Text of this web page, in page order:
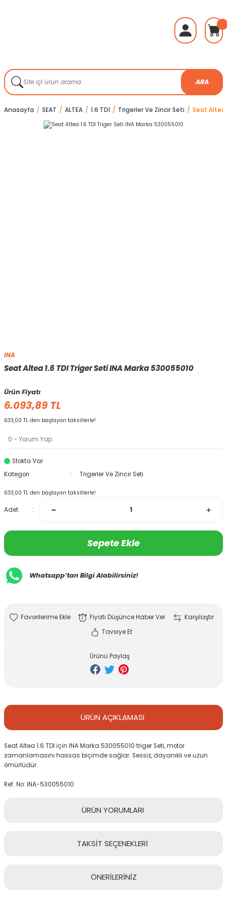
ARA
Anasayfa SEAT ALTEA 1.6 TDİ Trigerler Ve Zincir Seti Seat Altea
İNA
Seat Altea 1.6 TDI Triger Seti INA Marka 530055010
Ürün Fiyatı
6.093,89 TL
633,00 TL den başlayan taksitlerle!
0 - Yorum Yap
Stokta Var
Kategori
Trigerler Ve Zincir Seti
633,00 TL den başlayan taksitlerle!
Adet
Sepete Ekle
Whatsapp’tan Bilgi Alabilirsiniz!
Fiyatı Düşünce Haber Ver
Karşılaştır
Tavsiye Et
Ürünü Paylaş
ÜRÜN AÇIKLAMASI
Seat Altea 1.6 TDI için INA Marka 530055010 triger Seti, motor
zamanlamasını hassas biçimde sağlar. Sessiz, dayanıklı ve uzun
ömürlüdür.
Ref. No: INA-530055010
ÜRÜN YORUMLARI
TAKSİT SEÇENEKLERİ
ÖNERİLERİNİZ